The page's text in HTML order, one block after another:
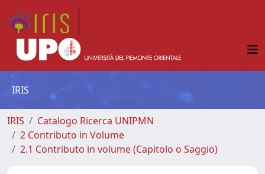
IRIS
IRIS
Catalogo Ricerca UNIPMN
2 Contributo in Volume
2.1 Contributo in volume (Capitolo o Saggio)